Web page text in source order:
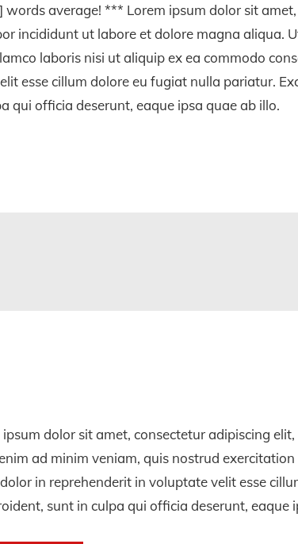
words average! *** Lorem ipsum dolor sit
incididunt ut labore et dolore magna aliqua.
laboris nisi ut aliquip ex ea commodo
esse cillum dolore eu fugiat nulla pariatur.
qui officia deserunt, eaque ipsa quae ab illo.
dolor sit amet, consectetur adipiscing elit,
ad minim veniam, quis nostrud exercitation
in reprehenderit in voluptate velit esse
sunt in culpa qui officia deserunt, eaque